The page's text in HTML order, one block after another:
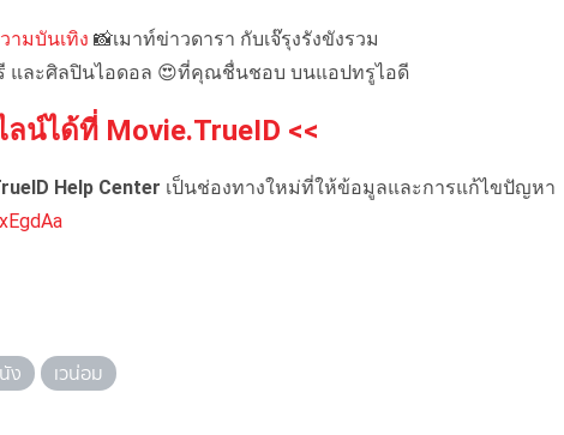
ามบันเทิง 📸เมาท์ข่าวดารา กับเจ๊รุงรังขังรวม
และศิลปินไอดอล 😍ที่คุณชื่นชอบ บนแอปทรูไอดี
น์ได้ที่ Movie.TrueID <<
Help Center เป็นช่องทางใหม่ที่ให้ข้อมูลและการแก้ไขปัญหา
ง เวน่อม